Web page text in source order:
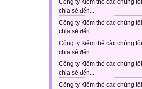
Công ty Kiếm thẻ cào chúng tôi
chia sẻ đến...
Công ty Kiếm thẻ cào chúng tôi
chia sẻ đến...
Công ty Kiếm thẻ cào chúng tôi
chia sẻ đến...
Công ty Kiếm thẻ cào chúng tôi
chia sẻ đến...
Công ty Kiếm thẻ cào chúng tôi